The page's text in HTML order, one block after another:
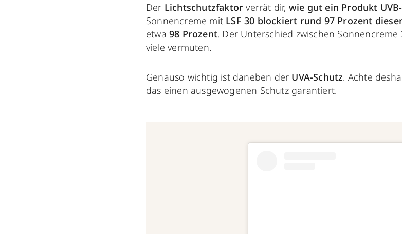
Der Lichtschutzfaktorverrät dir, wie gut ein Produkt
Sonnencreme mit LSF 30 blockiert rund 97 Prozent
etwa 98 Prozent. Der Unterschied zwischen
viele vermuten.
Genauso wichtig ist daneben der UVA-Schutz. Achte
das einen ausgewogenen Schutz garantiert.